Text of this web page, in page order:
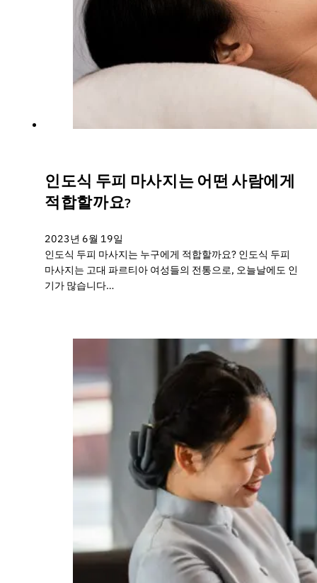
인도식 두피 마사지는 어떤 사람에게
적합할까요?
2023년 6월 19일
인도식 두피 마사지는 누구에게 적합할까요? 인도식 두피
마사지는 고대 파르티아 여성들의 전통으로, 오늘날에도 인
기가 많습니다…